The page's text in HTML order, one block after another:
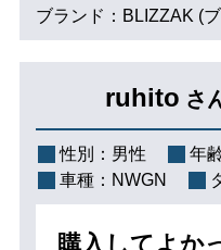
ブランド：BLIZZAK (
ruhito さ
性別： 男性 年
車種： NWGN
購入してよか